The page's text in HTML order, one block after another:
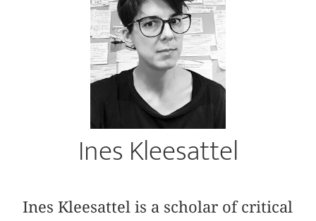
Ines Kleesattel
Ines Kleesattel is a scholar of critical